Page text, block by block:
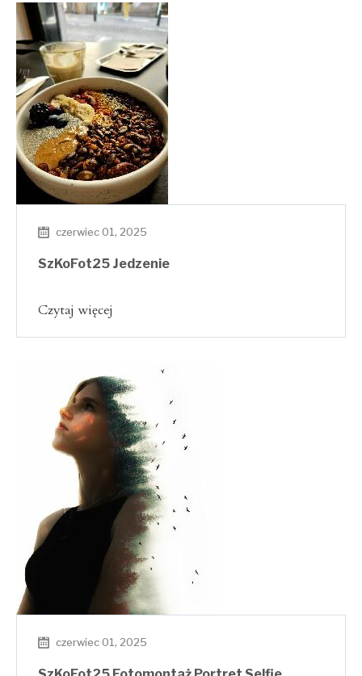
czerwiec 01, 2025
SzKoFot25 Jedzenie
Czytaj więcej
czerwiec 01, 2025